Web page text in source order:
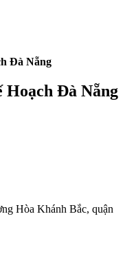
Đà Nẵng
Hoạch Đà Nẵng
Hòa Khánh Bắc, quận